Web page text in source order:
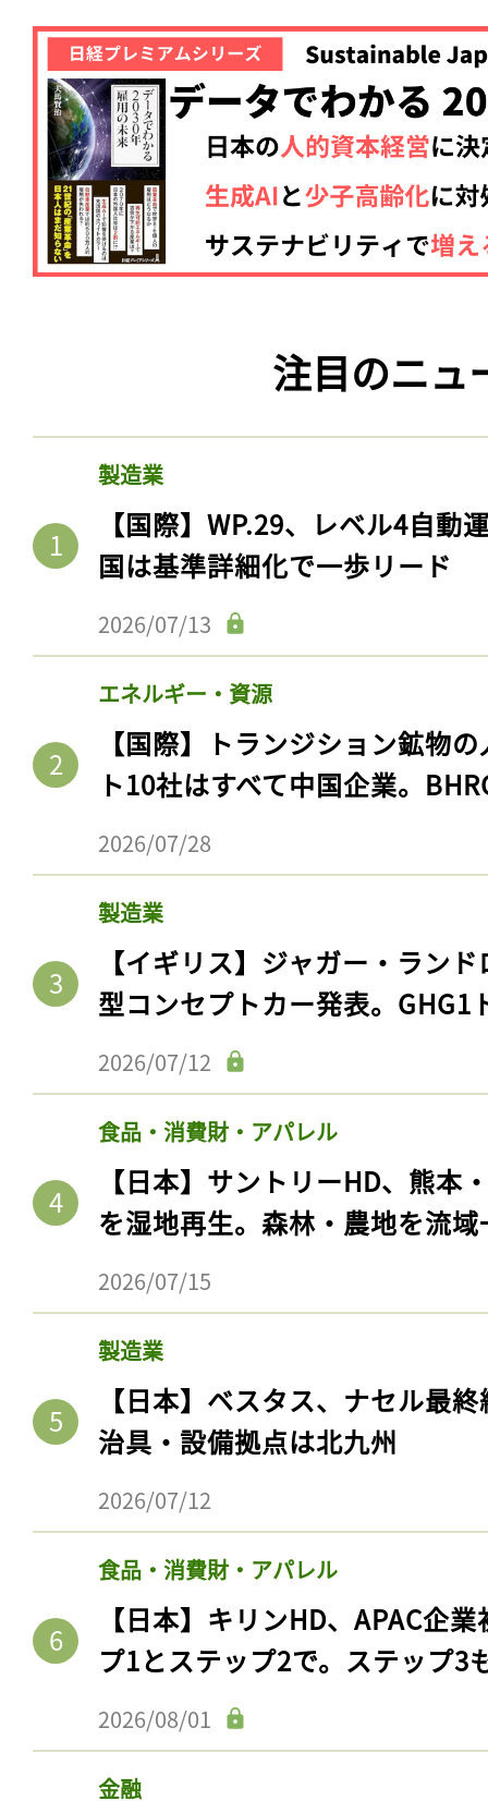
注目のニュ
製造業
【国際】WP.29、レベル4自動
国は基準詳細化で一歩リード
2026/07/13
エネルギー・資源
【国際】トランジション鉱物
ト10社はすべて中国企業。
2026/07/28
製造業
【イギリス】ジャガー・ラン
型コンセプトカー発表。GHG1
2026/07/12
食品・消費財・アパレル
【日本】サントリーHD、熊本
を湿地再生。森林・農地を流
2026/07/15
製造業
【日本】ベスタス、ナセル最
治具・設備拠点は北九州
2026/07/12
食品・消費財・アパレル
【日本】キリンHD、APAC企
プ1とステップ2で。ステップ3
2026/08/01
金融